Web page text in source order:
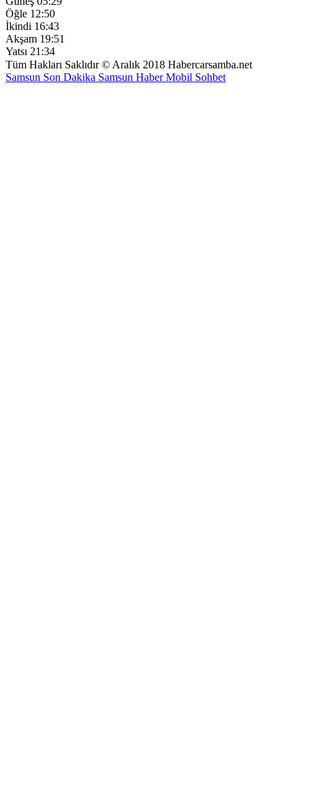
Öğle 12:50
İkindi 16:43
Akşam 19:51
Yatsı 21:34
Tüm Hakları Saklıdır © Aralık 2018 Habercarsamba.net
Samsun Son Dakika Samsun HaberMobil Sohbet